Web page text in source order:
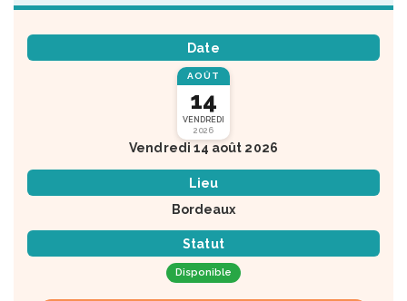
Date
AOÛT
14
VENDREDI
2026
Vendredi 14 août 2026
Lieu
Bordeaux
Statut
Disponible